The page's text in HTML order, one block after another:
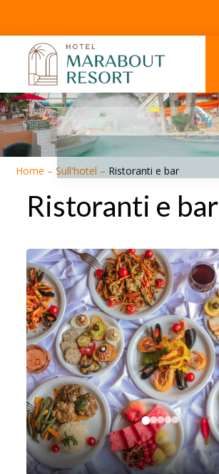
Home –Sull'hotel – Ristoranti e bar
Ristoranti e bar